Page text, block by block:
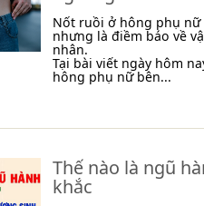
Nốt ruồi ở hông phụ
nhưng là điềm báo về
nhân.
Tại bài viết ngày hôm
hông phụ nữ bên...
Thế nào là ngũ
khắc